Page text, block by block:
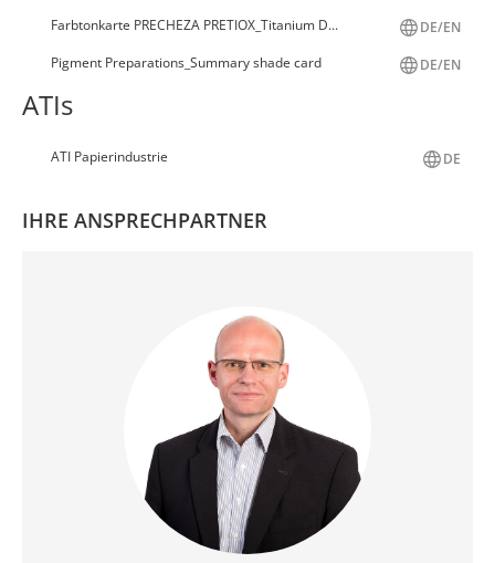
Farbtonkarte PRECHEZA PRETIOX_Titanium D...
DE/EN
Pigment Preparations_Summary shade card
DE/EN
ATIs
ATI Papierindustrie DE
IHRE ANSPRECHPARTNER